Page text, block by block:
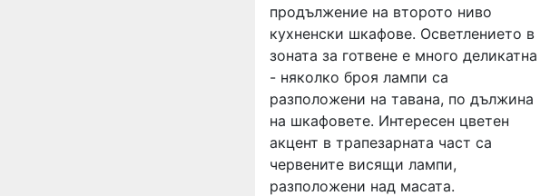
продължение на второто ниво
кухненски шкафове. Осветлението в
зоната за готвене е много деликатна
- няколко броя лампи са
разположени на тавана, по дължина
на шкафовете. Интересен цветен
акцент в трапезарната част са
червените висящи лампи,
разположени над масата.